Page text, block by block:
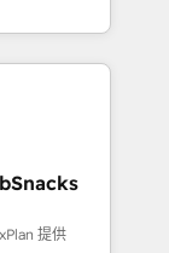
🏆2015
HubSpot
modules,
and
bright
提供